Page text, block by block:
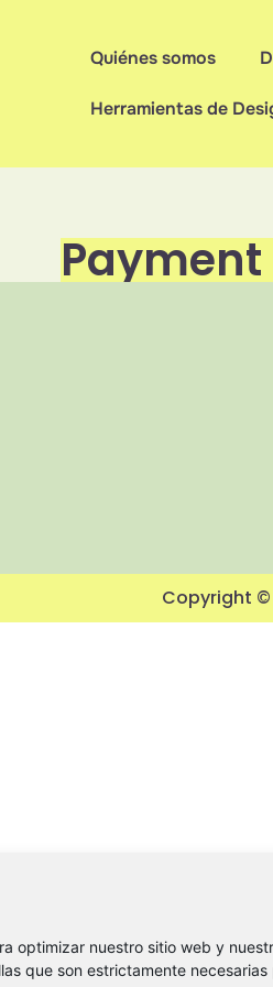
optimizar nuestro sitio web y
que son estrictamente necesarias
Quiénes somos
Herramientas de
Copyright ©